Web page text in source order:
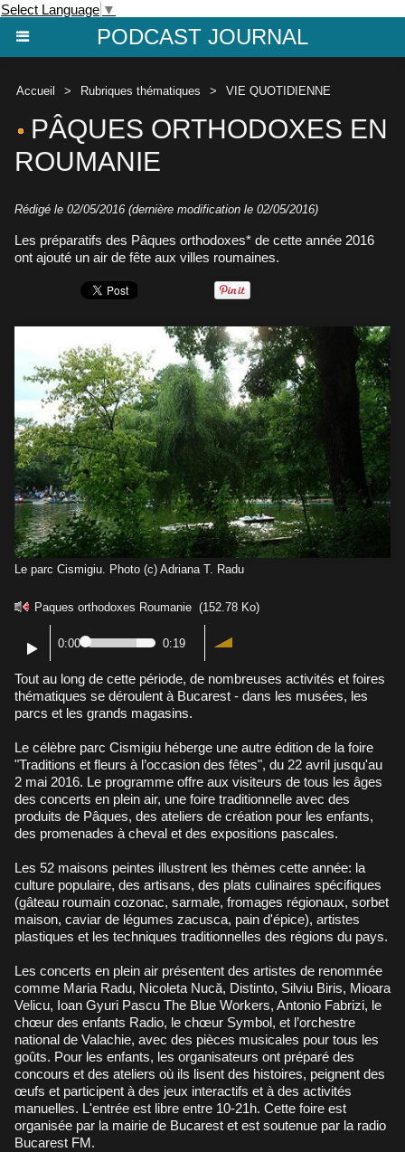
Select Language ▼
PODCAST JOURNAL
Accueil > Rubriques thématiques > VIE QUOTIDIENNE
PÂQUES ORTHODOXES EN
ROUMANIE
Rédigé le 02/05/2016 (dernière modification le 02/05/2016)
Les préparatifs des Pâques orthodoxes* de cette année 2016
ont ajouté un air de fête aux villes roumaines.
Le parc Cismigiu. Photo (c) Adriana T. Radu
Paques orthodoxes Roumanie (152.78 Ko)
0:00 0:19
Tout au long de cette période, de nombreuses activités et foires
thématiques se déroulent à Bucarest - dans les musées, les
parcs et les grands magasins.
Le célèbre parc Cismigiu héberge une autre édition de la foire
"Traditions et fleurs à l’occasion des fêtes", du 22 avril jusqu'au
2 mai 2016. Le programme offre aux visiteurs de tous les âges
des concerts en plein air, une foire traditionnelle avec des
produits de Pâques, des ateliers de création pour les enfants,
des promenades à cheval et des expositions pascales.
Les 52 maisons peintes illustrent les thèmes cette année: la
culture populaire, des artisans, des plats culinaires spécifiques
(gâteau roumain cozonac, sarmale, fromages régionaux, sorbet
maison, caviar de légumes zacusca, pain d'épice), artistes
plastiques et les techniques traditionnelles des régions du pays.
Les concerts en plein air présentent des artistes de renommée
comme Maria Radu, Nicoleta Nucă, Distinto, Silviu Biris, Mioara
Velicu, Ioan Gyuri Pascu The Blue Workers, Antonio Fabrizi, le
chœur des enfants Radio, le chœur Symbol, et l’orchestre
national de Valachie, avec des pièces musicales pour tous les
goûts. Pour les enfants, les organisateurs ont préparé des
concours et des ateliers où ils lisent des histoires, peignent des
œufs et participent à des jeux interactifs et à des activités
manuelles. L'entrée est libre entre 10-21h. Cette foire est
organisée par la mairie de Bucarest et est soutenue par la radio
Bucarest FM.